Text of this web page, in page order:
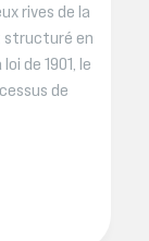
rives de la
structuré en
de 1901, le
de